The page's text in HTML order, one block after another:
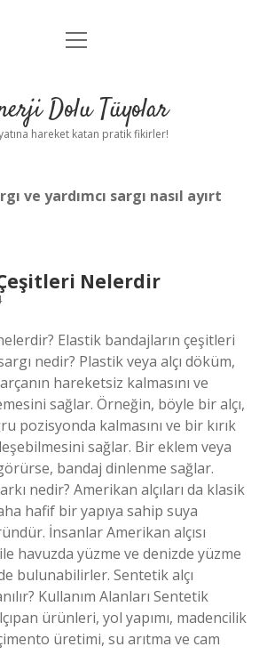
Anasayfa
Yasal Uyarı
menüyü
Dolu Tüyolar
hareket katan pratik fikirler!
ve yardımcı sargı nasıl ayırt
Çeşitleri Nelerdir
Elastik bandajların çeşitleri
nedir? Plastik veya alçı döküm,
hareketsiz kalmasını ve
sağlar. Örneğin, böyle bir alçı,
pozisyonda kalmasını ve bir kırık
sağlar. Bir eklem veya
bandaj dinlenme sağlar.
nedir? Amerikan alçıları da klasik
hafif bir yapıya sahip suya
İnsanlar Amerikan alçısı
havuzda yüzme ve denizde yüzme
bulunabilirler. Sentetik alçı
Kullanım Alanları Sentetik
ürünleri, yol yapımı, madencilik
üretimi, su arıtma ve cam